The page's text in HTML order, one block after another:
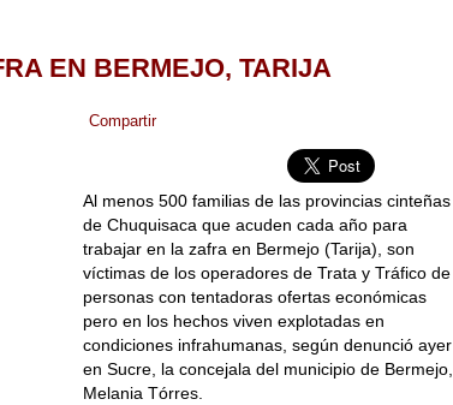
EN BERMEJO, TARIJA
Compartir
Al menos 500 familias de las provincias cinteñas
de Chuquisaca que acuden cada año para
trabajar en la zafra en Bermejo (Tarija), son
víctimas de los operadores de Trata y Tráfico de
personas con tentadoras ofertas económicas
pero en los hechos viven explotadas en
condiciones infrahumanas, según denunció ayer
en Sucre, la concejala del municipio de Bermejo,
Melania Tórres.